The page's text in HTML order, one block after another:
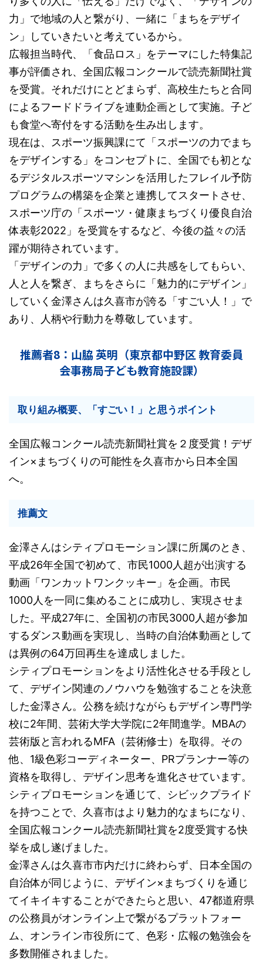
力」で地域の人と繋がり、一緒に「まちをデザイ
ン」していきたいと考えているから。
広報担当時代、「食品ロス」をテーマにした特集記
事が評価され、全国広報コンクールで読売新聞社賞
を受賞。それだけにとどまらず、高校生たちと合同
によるフードドライブを連動企画として実施。子ど
も食堂へ寄付をする活動を生み出します。
現在は、スポーツ振興課にて「スポーツの力でまち
をデザインする」をコンセプトに、全国でも初とな
るデジタルスポーツマシンを活用したフレイル予防
プログラムの構築を企業と連携してスタートさせ、
スポーツ庁の「スポーツ・健康まちづくり優良自治
体表彰2022」を受賞をするなど、今後の益々の活
躍が期待されています。
「デザインの力」で多くの人に共感をしてもらい、
人と人を繋ぎ、まちをさらに「魅力的にデザイン」
していく金澤さんは久喜市が誇る「すごい人！」で
あり、人柄や行動力を尊敬しています。
推薦者8：山脇 英明（東京都中野区 教育委員
会事務局子ども教育施設課）
取り組み概要、「すごい！」と思うポイント
全国広報コンクール読売新聞社賞を２度受賞！デザ
イン×まちづくりの可能性を久喜市から日本全国
へ。
推薦文
金澤さんはシティプロモーション課に所属のとき、
平成26年全国で初めて、市民1000人超が出演する
動画「ワンカットワンクッキー」を企画。市民
1000人を一同に集めることに成功し、実現させま
した。平成27年に、全国初の市民3000人超が参加
するダンス動画を実現し、当時の自治体動画として
は異例の64万回再生を達成しました。
シティプロモーションをより活性化させる手段とし
て、デザイン関連のノウハウを勉強することを決意
した金澤さん。公務を続けながらもデザイン専門学
校に2年間、芸術大学大学院に2年間進学。MBAの
芸術版と言われるMFA（芸術修士）を取得。その
他、1級色彩コーディネーター、PRプランナー等の
資格を取得し、デザイン思考を進化させています。
シティプロモーションを通じて、シビックプライド
を持つことで、久喜市はより魅力的なまちになり、
全国広報コンクール読売新聞社賞を2度受賞する快
挙を成し遂げました。
金澤さんは久喜市市内だけに終わらず、日本全国の
自治体が同じように、デザイン×まちづくりを通じ
てイキイキすることができたらと思い、47都道府県
の公務員がオンライン上で繋がるプラットフォー
ム、オンライン市役所にて、色彩・広報の勉強会を
多数開催されました。